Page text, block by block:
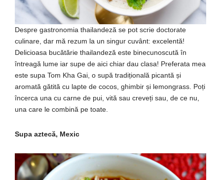
Despre gastronomia thailandeză se pot scrie doctorate
culinare, dar mă rezum la un singur cuvânt: excelentă!
Delicioasa bucătărie thailandeză este binecunoscută în
întreagă lume iar supe de aici chiar dau clasa! Preferata mea
este supa Tom Kha Gai, o supă tradițională picantă și
aromată gătită cu lapte de cocos, ghimbir și lemongrass. Poți
încerca una cu carne de pui, vită sau creveți sau, de ce nu,
una care le combină pe toate.
Supa aztecă, Mexic